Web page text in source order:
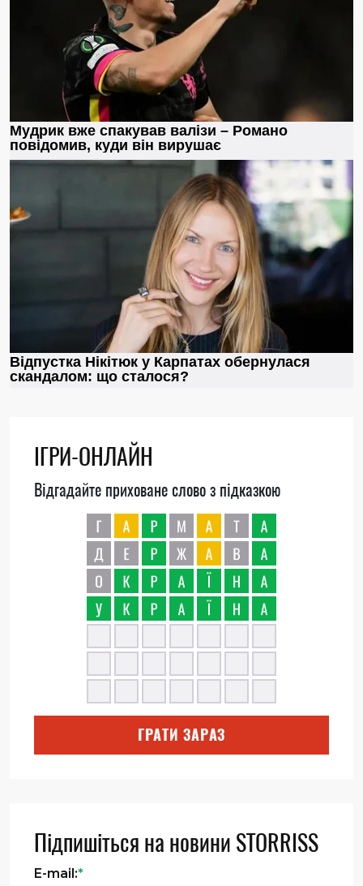
ІГРИ-ОНЛАЙН
Відгадайте приховане слово з підказкою
ГРАТИ ЗАРАЗ
Підпишіться на новини STORRISS
E-mail:*